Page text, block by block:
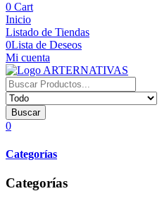
0 Cart
Inicio
Listado de Tiendas
0Lista de Deseos
Mi cuenta
Buscar
0
Categorías
Categorías